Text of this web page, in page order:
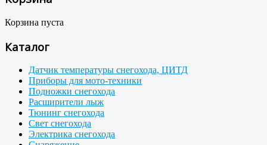
Корзина пуста
Каталог
Датчик температуры снегохода, ЦИТД
Приборы для мото-техники
Подножки снегохода
Расширители лыж
Тюнинг снегохода
Свет снегохода
Электрика снегохода